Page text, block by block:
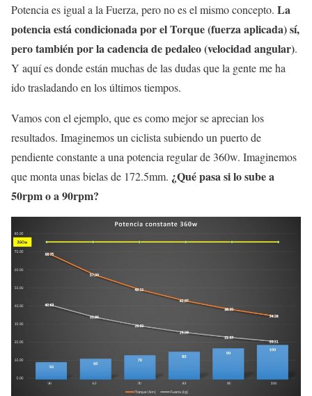
Potencia es igual a la Fuerza, pero no es el mismo concepto. La
potencia está condicionada por el Torque (fuerza aplicada) sí,
pero también por la cadencia de pedaleo (velocidad angular).
Y aquí es donde están muchas de las dudas que la gente me ha
ido trasladando en los últimos tiempos.
Vamos con el ejemplo, que es como mejor se aprecian los
resultados. Imaginemos un ciclista subiendo un puerto de
pendiente constante a una potencia regular de 360w. Imaginemos
que monta unas bielas de 172.5mm. ¿Qué pasa si lo sube a
50rpm o a 90rpm?